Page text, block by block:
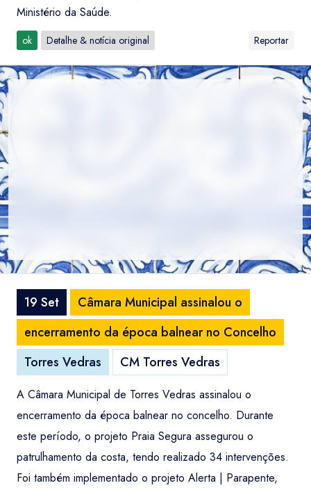
Ministério da Saúde.
ok Detalhe & notícia original Reportar
19 Set
Câmara Municipal assinalou o
encerramento da época balnear no Concelho
Torres Vedras
CM Torres Vedras
A Câmara Municipal de Torres Vedras assinalou o
encerramento da época balnear no concelho. Durante
este período, o projeto Praia Segura assegurou o
patrulhamento da costa, tendo realizado 34 intervenções.
Foi também implementado o projeto Alerta | Parapente,